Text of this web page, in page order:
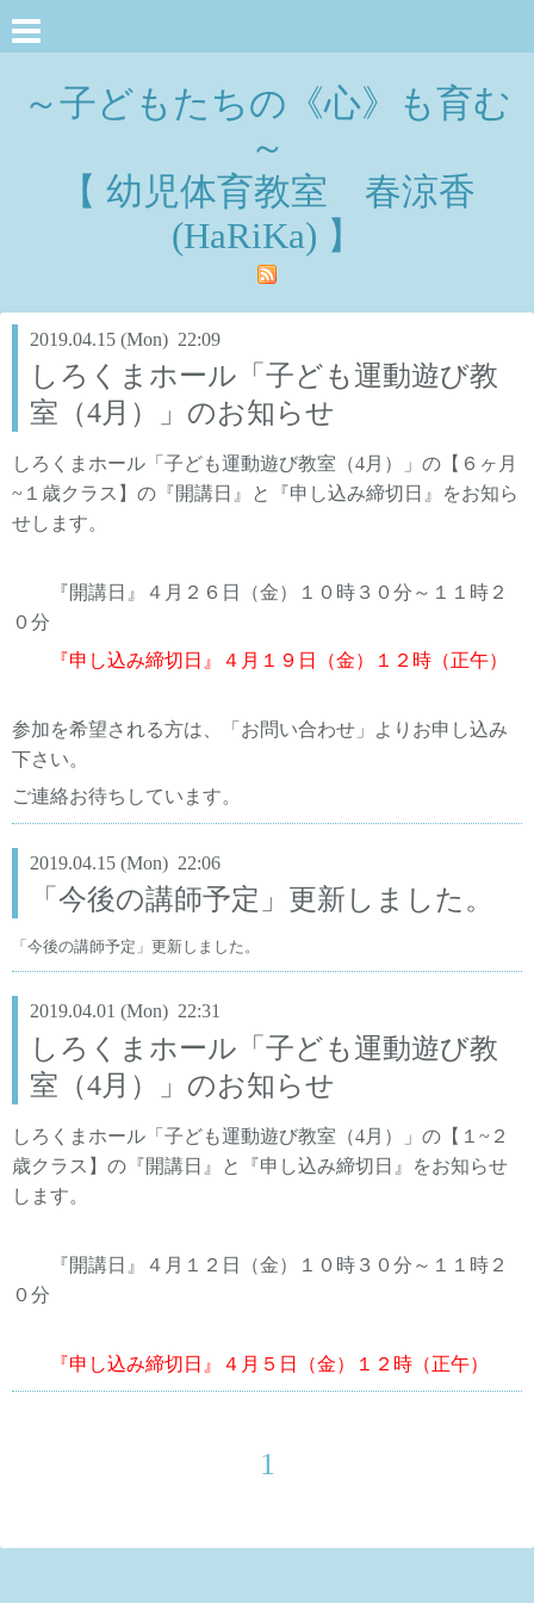
～子どもたちの《心》も育む
～
【 幼児体育教室 春涼香
(HaRiKa) 】
2019.04.15 (Mon) 22:09
しろくまホール「子ども運動遊び教
室（4月）」のお知らせ
しろくまホール「子ども運動遊び教室（4月）」の 【６ヶ月
~１歳クラス】の 『開講日』と『申し込み締切日』をお知ら
せします。
『開講日』４月２６日（金）１０時３０分～１１時２
０分
『申し込み締切日』４月１９日（金）１２時（正午）
参加を希望される方は、「お問い合わせ」よりお申し込み
下さい。
ご連絡お待ちしています。
2019.04.15 (Mon) 22:06
「今後の講師予定」更新しました。
「今後の講師予定」更新しました。
2019.04.01 (Mon) 22:31
しろくまホール「子ども運動遊び教
室（4月）」のお知らせ
しろくまホール「子ども運動遊び教室（4月）」の 【１~２
歳クラス】の 『開講日』と『申し込み締切日』をお知らせ
します。
『開講日』４月１２日（金）１０時３０分～１１時２
０分
『申し込み締切日』４月５日（金）１２時（正午）
1